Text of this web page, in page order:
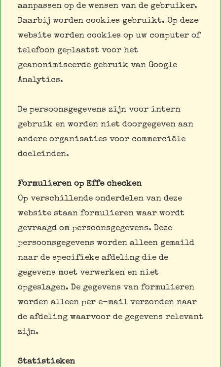
aanpassen op de wensen van de gebruiker.
Daarbij worden cookies gebruikt. Op deze
website worden cookies op uw computer of
telefoon geplaatst voor het
geanonimiseerde gebruik van Google
Analytics.
De persoonsgegevens zijn voor intern
gebruik en worden niet doorgegeven aan
andere organisaties voor commerciële
doeleinden.
Formulieren op Effe checken
Op verschillende onderdelen van deze
website staan formulieren waar wordt
gevraagd om persoonsgegevens. Deze
persoonsgegevens worden alleen gemaild
naar de specifieke afdeling die de
gegevens moet verwerken en niet
opgeslagen. De gegevens van formulieren
worden alleen per e-mail verzonden naar
de afdeling waarvoor de gegevens relevant
zijn.
Statistieken